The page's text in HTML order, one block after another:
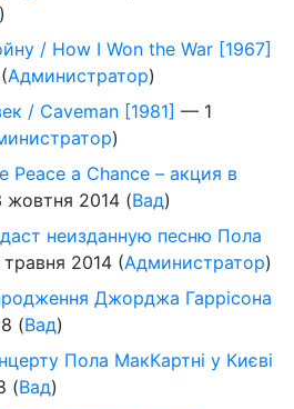
)
/ How I Won the War [1967]
(Администратор)
/ Caveman [1981] — 1
)
Peace a Chance – акция в
жовтня 2014 (Вад)
неизданную песню Пола
2014 (Администратор)
Джорджа Гаррісона
(Вад)
Пола МакКартні у Києві
(Вад)